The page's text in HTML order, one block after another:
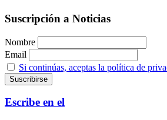
Suscripción a Noticias
Nombre
Email
Si continúas, aceptas la política de
Escribe en el